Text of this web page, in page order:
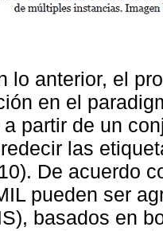
lo anterior, el
en el
partir de un
las
De acuerdo
pueden ser
basados en